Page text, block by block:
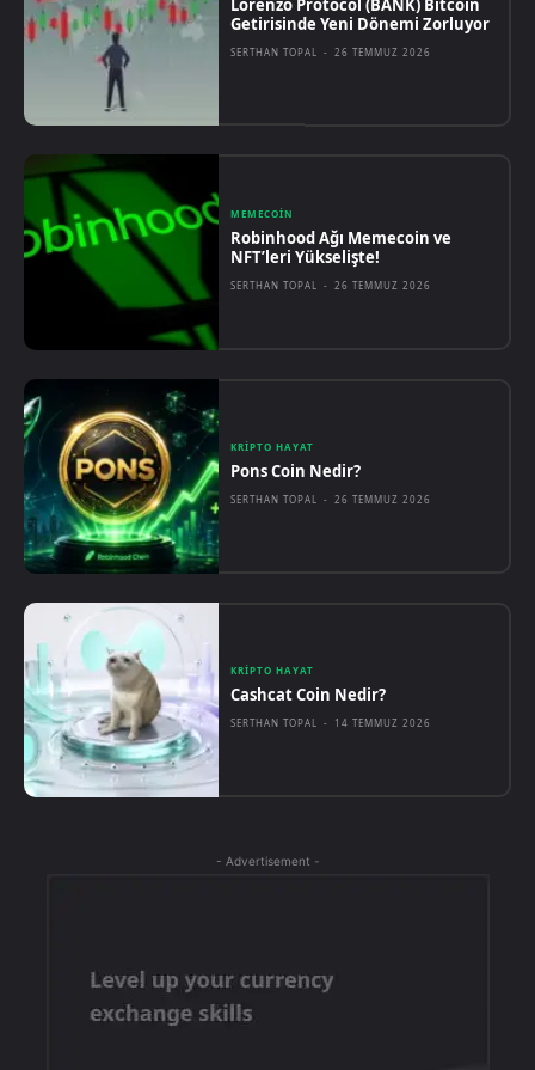
Lorenzo Protocol (BANK) Bitcoin
Getirisinde Yeni Dönemi Zorluyor
SERTHAN TOPAL - 26 TEMMUZ 2026
MEMECOIN
Robinhood Ağı Memecoin ve
NFT’leri Yükselişte!
SERTHAN TOPAL - 26 TEMMUZ 2026
KRIPTO HAYAT
Pons Coin Nedir?
SERTHAN TOPAL - 26 TEMMUZ 2026
KRIPTO HAYAT
Cashcat Coin Nedir?
SERTHAN TOPAL - 14 TEMMUZ 2026
- Advertisement -